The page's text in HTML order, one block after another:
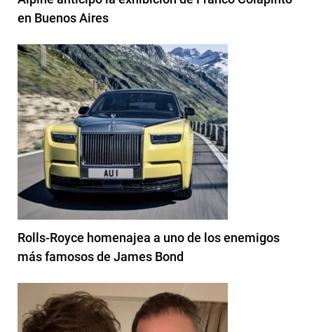
en Buenos Aires
Rolls-Royce homenajea a uno de los enemigos
más famosos de James Bond